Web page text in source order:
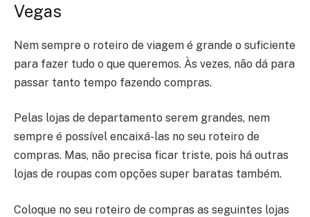
Vegas
Nem sempre o roteiro de viagem é grande o suficiente
para fazer tudo o que queremos. Às vezes, não dá para
passar tanto tempo fazendo compras.
Pelas lojas de departamento serem grandes, nem
sempre é possível encaixá-las no seu roteiro de
compras. Mas, não precisa ficar triste, pois há outras
lojas de roupas com opções super baratas também.
Coloque no seu roteiro de compras as seguintes lojas